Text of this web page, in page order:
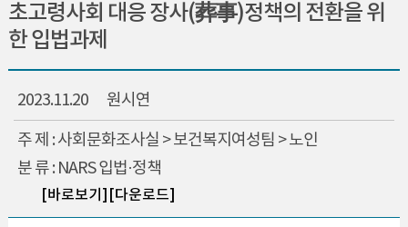
초고령사회 대응 장사(葬事)정책의 전환을 위
한 입법과제
2023.11.20 원시연
주 제 : 사회문화조사실 > 보건복지여성팀 > 노인
분 류 : NARS 입법·정책
[바로보기] [다운로드]